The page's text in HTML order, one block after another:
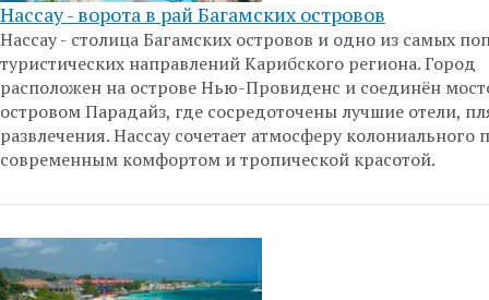
Нассау - ворота в рай Багамских островов
Нассау - столица Багамских островов и одно из самых
туристических направлений Карибского региона. Город
расположен на острове Нью-Провиденс и соединён
островом Парадайз, где сосредоточены лучшие отели,
развлечения. Нассау сочетает атмосферу колониального
современным комфортом и тропической красотой.